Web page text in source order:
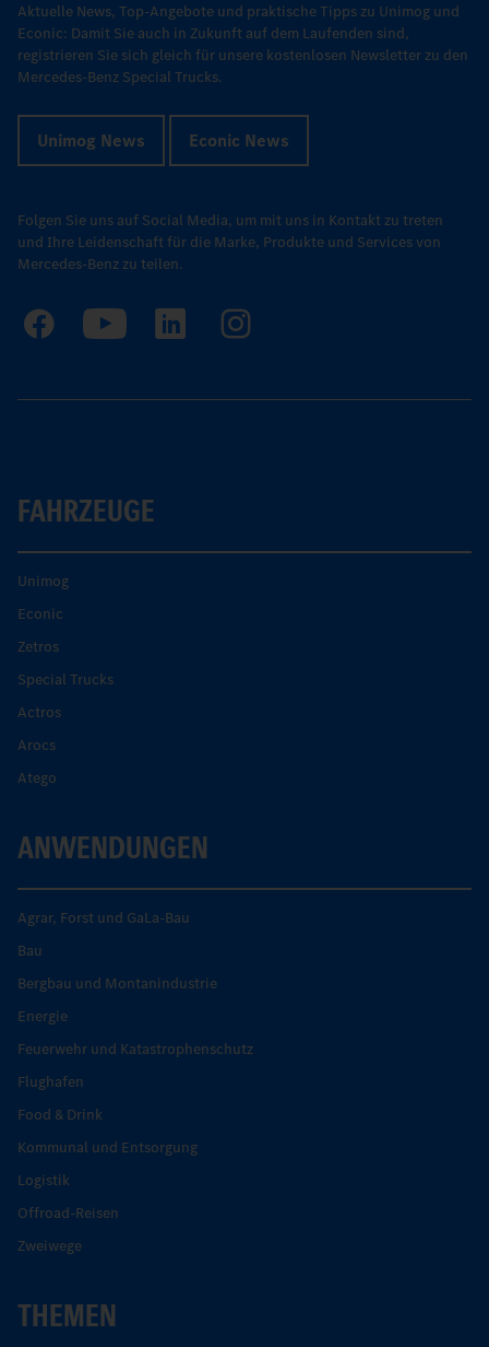
Aktuelle News, Top-Angebote und praktische Tipps zu Unimog und
Econic: Damit Sie auch in Zukunft auf dem Laufenden sind,
registrieren Sie sich gleich für unsere kostenlosen Newsletter zu den
Mercedes-Benz Special Trucks.
Unimog News Econic News
Folgen Sie uns auf Social Media, um mit uns in Kontakt zu treten
und Ihre Leidenschaft für die Marke, Produkte und Services von
Mercedes-Benz zu teilen.
FAHRZEUGE
Unimog
Econic
Zetros
Special Trucks
Actros
Arocs
Atego
ANWENDUNGEN
Agrar, Forst und GaLa-Bau
Bau
Bergbau und Montanindustrie
Energie
Feuerwehr und Katastrophenschutz
Flughafen
Food & Drink
Kommunal und Entsorgung
Logistik
Offroad-Reisen
Zweiwege
THEMEN